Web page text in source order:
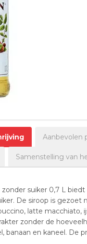
Aanbevolen
Samenstelling van
suiker 0,7 L
De siroop is gezoet
latte
zonder de
banaan en kaneel. De